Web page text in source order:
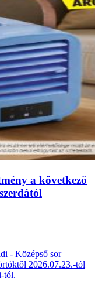
a következő
- Középső sor
2026.07.23.-tól
tól.